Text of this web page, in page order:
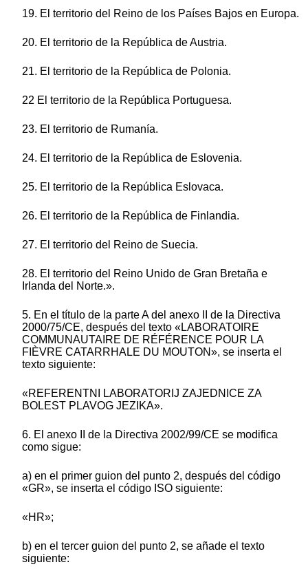
19. El territorio del Reino de los Países Bajos en Europa.
20. El territorio de la República de Austria.
21. El territorio de la República de Polonia.
22 El territorio de la República Portuguesa.
23. El territorio de Rumanía.
24. El territorio de la República de Eslovenia.
25. El territorio de la República Eslovaca.
26. El territorio de la República de Finlandia.
27. El territorio del Reino de Suecia.
28. El territorio del Reino Unido de Gran Bretaña e
Irlanda del Norte.».
5. En el título de la parte A del anexo II de la Directiva
2000/75/CE, después del texto «LABORATOIRE
COMMUNAUTAIRE DE RÉFÉRENCE POUR LA
FIÈVRE CATARRHALE DU MOUTON», se inserta el
texto siguiente:
«REFERENTNI LABORATORIJ ZAJEDNICE ZA
BOLEST PLAVOG JEZIKA».
6. El anexo II de la Directiva 2002/99/CE se modifica
como sigue:
a) en el primer guion del punto 2, después del código
«GR», se inserta el código ISO siguiente:
«HR»;
b) en el tercer guion del punto 2, se añade el texto
siguiente: